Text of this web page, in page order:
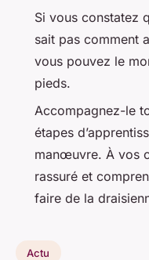
Si vous constatez
sait pas comment
vous pouvez le
pieds.
Accompagnez-le
étapes
manœuvre. À vos
rassuré et
faire de la
Actu